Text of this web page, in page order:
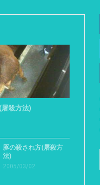
殺方法)
豚の殺され方(屠殺方
法)
2005/03/02